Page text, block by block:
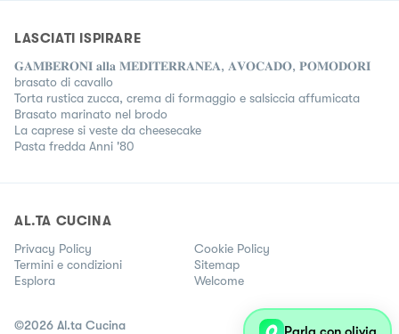
LASCIATI ISPIRARE
𝐆𝐀𝐌𝐁𝐄𝐑𝐎𝐍𝐈 𝐚𝐥𝐥𝐚 𝐌𝐄𝐃𝐈𝐓𝐄𝐑𝐑𝐀𝐍𝐄𝐀, 𝐀𝐕𝐎𝐂𝐀𝐃𝐎, 𝐏𝐎𝐌𝐎𝐃𝐎𝐑𝐈
brasato di cavallo
Torta rustica zucca, crema di formaggio e salsiccia affumicata
Brasato marinato nel brodo
La caprese si veste da cheesecake
Pasta fredda Anni '80
AL.TA CUCINA
Privacy Policy
Cookie Policy
Termini e condizioni
Sitemap
Esplora
Welcome
©2026 Al.ta Cucina